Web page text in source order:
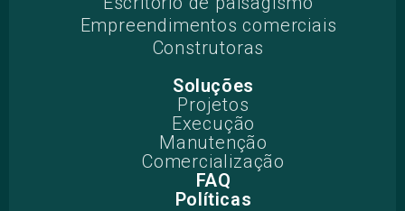
Empreendimentos comerciais
Construtoras
Soluções
Projetos
Execução
Manutenção
Comercialização
FAQ
Políticas